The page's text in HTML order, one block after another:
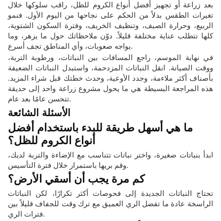
بعد زراعة أو تجهيز أفضل أنواع الكروم للظل، راقب سلوكها خلال
تغيرات الطقس بدلاً من الحكم على نجاحها من اليوم الأول. فنمو
الربيع، وحرارة الصيف، وتنظيف الخريف، وفترة السكون الشتوية،
كلها تتطلب عناية مختلفة قليلاً. دوّن ملاحظاتك حول ما يزهر، وما
يواجه صعوبات، وأي المناطق تجف أسرع.
في نهاية الموسم، راجع المسافات بين النباتات، ورطوبة التربة،
ووقت الصيانة. انقل النباتات المزدحمة، واستبدل النباتات الضعيفة
بأصناف أكثر ملاءمة، وجدد الأوعية، وحدث خطتك قبل شراء المزيد.
هذه المراجعة البسيطة هي ما يحول مشروع زراعة واحد إلى حديقة
تتحسن عامًا بعد عام.
الأسئلة الشائعة
ما هي أسهل طريقة للبدء باستخدام أفضل
أنواع الكروم للظل؟
ابدأ بنباتات صغيرة، واختر نباتات تتناسب مع الإضاءة والتربة لديك،
وقم بريها باستمرار خلال فترة التأسيس.
كم مرة يجب أن أسقي الأرض؟
تحتاج النباتات الجديدة إلى فحوصات أكثر تكرارًا، لكن النباتات
الراسخة عادة ما تفضل الري العميق مع ترك وقت للجفاف قليلاً بين
فترات الري.